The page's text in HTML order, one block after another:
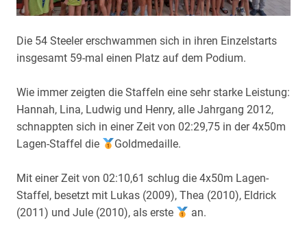
Die 54 Steeler erschwammen sich in ihren Einzelstarts
insgesamt 59-mal einen Platz auf dem Podium.
Wie immer zeigten die Staffeln eine sehr starke Leistung:
Hannah, Lina, Ludwig und Henry, alle Jahrgang 2012,
schnappten sich in einer Zeit von 02:29,75 in der 4x50m
Lagen-Staffel die
Goldmedaille.
Mit einer Zeit von 02:10,61 schlug die 4x50m Lagen-
Staffel, besetzt mit Lukas (2009), Thea (2010), Eldrick
(2011) und Jule (2010), als erste
an.